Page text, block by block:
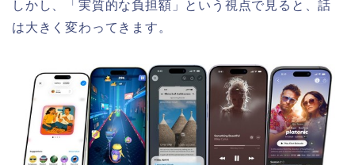
しかし、「実質的な負担額」という視点で見ると、話
は大きく変わってきます。